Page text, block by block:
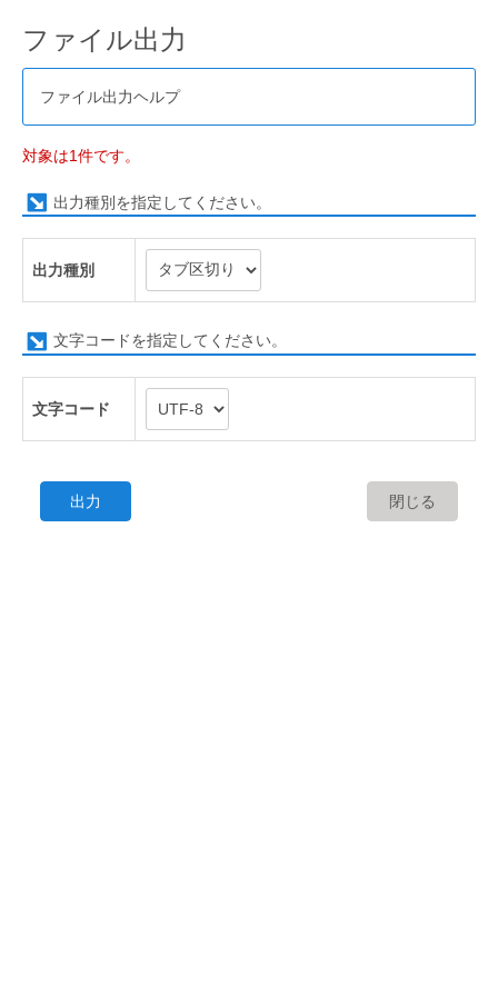
ファイル出力
ファイル出力ヘルプ
対象は1件です。
出力種別を指定してください。
出力種別
文字コードを指定してください。
文字コード